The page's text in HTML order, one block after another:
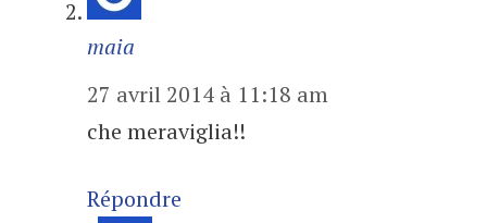
maia
27 avril 2014 à 11:18 am
che meraviglia!!
Répondre